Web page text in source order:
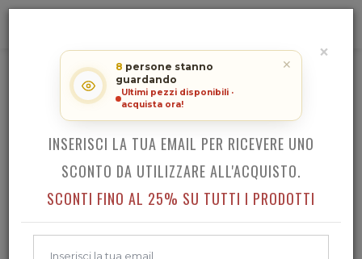
HAMILTON KHAKI AVIATION CONVERTER AUTO
8 persone stanno
guardando
Ultimi pezzi disponibili ·
acquista ora!
✕
×
RICEVI LO SCONTO SUL TUO
ACQUISTO!
INSERISCI LA TUA EMAIL PER RICEVERE UNO
SCONTO DA UTILIZZARE ALL'ACQUISTO.
SCONTI FINO AL 25% SU TUTTI I PRODOTTI